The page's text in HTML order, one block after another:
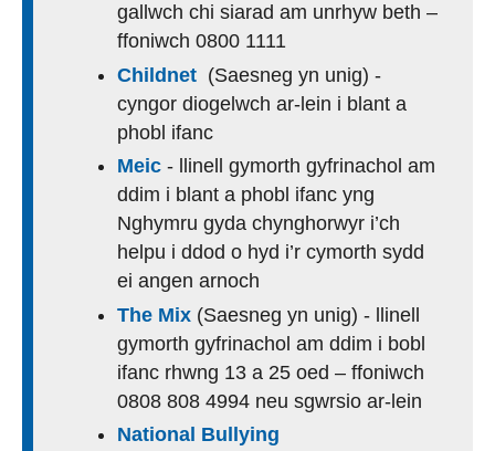
gallwch chi siarad am unrhyw beth –
ffoniwch 0800 1111
Childnet (Saesneg yn unig) -
cyngor diogelwch ar-lein i blant a
phobl ifanc
Meic - llinell gymorth gyfrinachol am
ddim i blant a phobl ifanc yng
Nghymru gyda chynghorwyr i’ch
helpu i ddod o hyd i’r cymorth sydd
ei angen arnoch
The Mix (Saesneg yn unig) - llinell
gymorth gyfrinachol am ddim i bobl
ifanc rhwng 13 a 25 oed – ffoniwch
0808 808 4994 neu sgwrsio ar-lein
National Bullying